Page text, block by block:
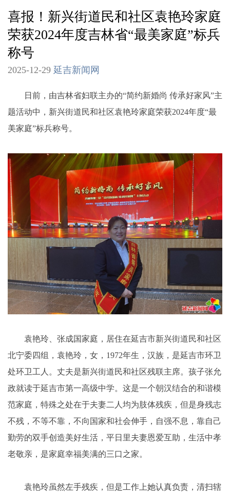
喜报！新兴街道民和社区袁艳玲家庭
荣获2024年度吉林省“最美家庭”标兵
称号
2025-12-29 延吉新闻网
日前，由吉林省妇联主办的“简约新婚尚 传承好家风”主
题活动中，新兴街道民和社区袁艳玲家庭荣获2024年度“最
美家庭”标兵称号。
袁艳玲、张成国家庭，居住在延吉市新兴街道民和社区
北宁委四组，袁艳玲，女，1972年生，汉族，是延吉市环卫
处环卫工人。丈夫是新兴街道民和社区残联主席。孩子张允
政就读于延吉市第一高级中学。这是一个朝汉结合的和谐模
范家庭，特殊之处在于夫妻二人均为肢体残疾，但是身残志
不残，不等不靠，不向国家和社会伸手，自强不息，靠自己
勤劳的双手创造美好生活，平日里夫妻恩爱互助，生活中孝
老敬亲，是家庭幸福美满的三口之家。
袁艳玲虽然左手残疾，但是工作上她认真负责，清扫辖